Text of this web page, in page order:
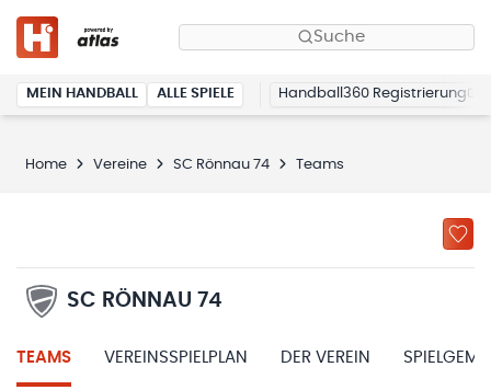
Suche
MEIN HANDBALL ALLE SPIELE Handball360 Registrierung
Home Vereine SC Rönnau 74 Teams
SC RÖNNAU 74
TEAMS VEREINSSPIELPLAN DER VEREIN